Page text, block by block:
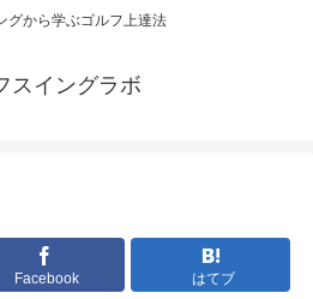
グから学ぶゴルフ上達法
スイングラボ
Facebook はてブ